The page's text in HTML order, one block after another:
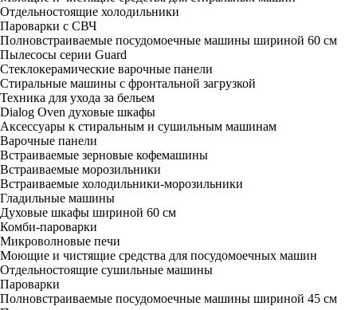
Отдельностоящие холодильники
Пароварки с СВЧ
Полновстраиваемые посудомоечные машины шириной 60 см
Пылесосы серии Guard
Стеклокерамические варочные панели
Стиральные машины с фронтальной загрузкой
Техника для ухода за бельем
Dialog Oven духовые шкафы
Аксессуары к стиральным и сушильным машинам
Варочные панели
Встраиваемые зерновые кофемашины
Встраиваемые морозильники
Встраиваемые холодильники-морозильники
Гладильные машины
Духовые шкафы шириной 60 см
Комби-пароварки
Микроволновые печи
Моющие и чистящие средства для посудомоечных машин
Отдельностоящие сушильные машины
Пароварки
Полновстраиваемые посудомоечные машины шириной 45 см